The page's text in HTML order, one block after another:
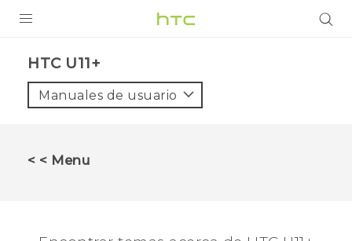
VIVE
HTC U11+‎
Manuales de usuario
< < Menu